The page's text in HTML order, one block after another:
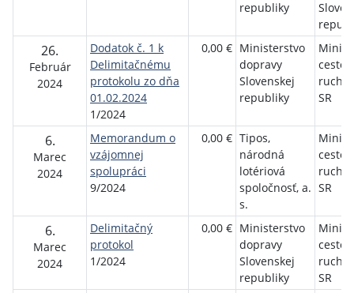
republiky
26.
Február
2024
Dodatok č. 1 k
Delimitačnému
protokolu zo dňa
01.02.2024
1/2024
0,00 € Ministerstvo
dopravy
Slovenskej
republiky
ruchu
SR
6.
Marec
2024
Memorandum o
vzájomnej
spolupráci
9/2024
0,00 € Tipos,
národná
lotériová
spoločnosť, a.
s.
ruchu
SR
6.
Marec
2024
Delimitačný
protokol
1/2024
0,00 € Ministerstvo
dopravy
Slovenskej
republiky
ruchu
SR